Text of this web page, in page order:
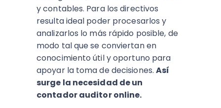
y contables. Para los directivos
resulta ideal poder procesarlos y
analizarlos lo más rápido posible, de
modo tal que se conviertan en
conocimiento útil y oportuno para
apoyar la toma de decisiones.Así
surge la necesidad de un
contador auditor online.